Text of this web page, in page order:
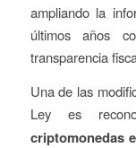
ampliando la
últimos años
transparencia
Una de las
Ley es
criptomonedas